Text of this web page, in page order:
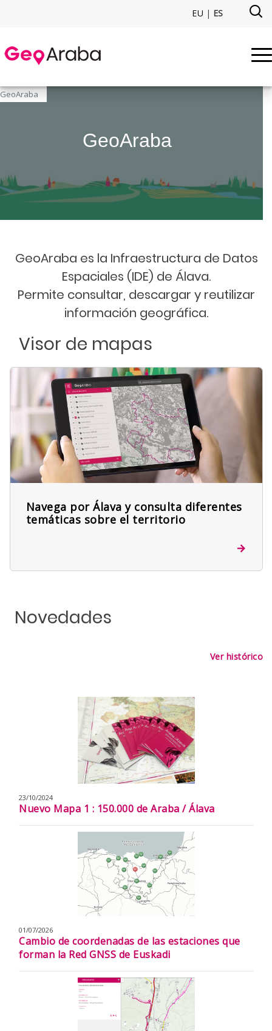
EU | ES
Mapas de Álava - GeoAraba -
GeoAraba
GeoAraba
GeoAraba es la Infraestructura de Datos
Espaciales (IDE) de Álava.
Permite consultar, descargar y reutilizar
información geográfica.
Visor de mapas
Navega por Álava y consulta diferentes
temáticas sobre el territorio
Novedades
Ver histórico
23/10/2024
Nuevo Mapa 1 : 150.000 de Araba / Álava
01/07/2026
Cambio de coordenadas de las estaciones que
forman la Red GNSS de Euskadi